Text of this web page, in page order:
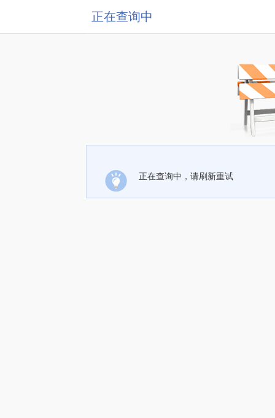
正在查询中
正在查询中，请刷新重试